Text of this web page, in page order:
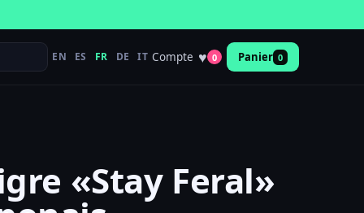
EN ES FR DE IT Compte ♥ 0 Panier 0
«Stay Feral»